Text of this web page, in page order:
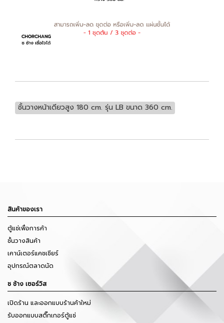
ชั้นวางหน้าเดียวสูง 180 cm. รุ่น LB ขนาด 360 cm.
สินค้าของเรา
ตู้แช่เพื่อการค้า
ชั้นวางสินค้า
เคาน์เตอร์แคชเชียร์
อุปกรณ์ตลาดนัด
ช ช้าง เซอร์วิส
เปิดร้าน และออกแบบร้านค้าใหม่
รับออกแบบสติ๊กเกอร์ตู้แช่